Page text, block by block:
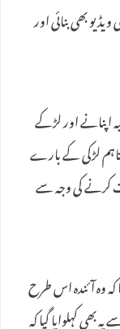
بھی بنائی اور
اپنانے اور لڑکے
لڑکی کے بارے
کرنے کی وجہ سے
کہ وہ آئندہ اس طرح